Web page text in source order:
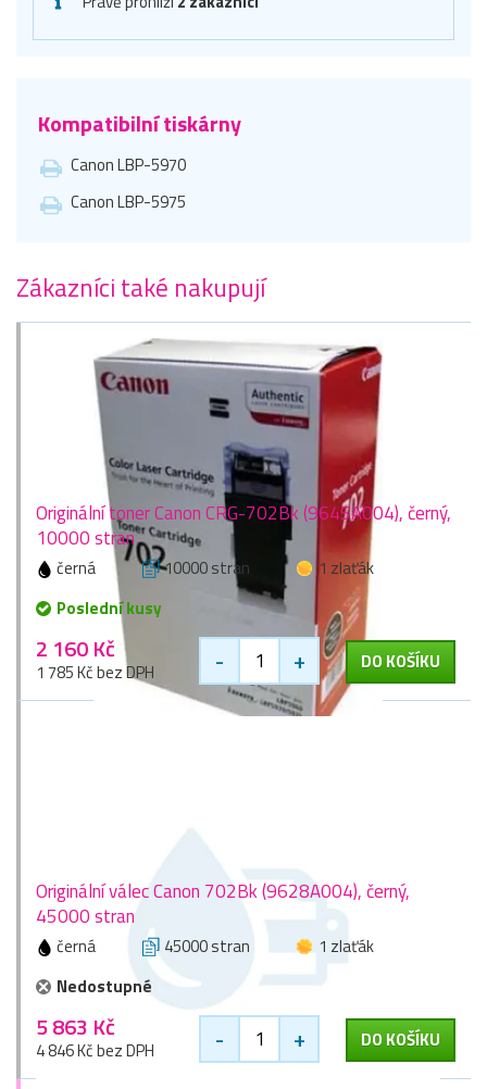
Kompatibilní tiskárny
Canon LBP-5970
Canon LBP-5975
Zákazníci také nakupují
Originální toner Canon CRG-702Bk (9645A004), černý,
10000 stran
černá 10000 stran
1 zlaťák
Poslední kusy
2 160 Kč
1 785 Kč bez DPH - + DO KOŠÍKU
Originální válec Canon 702Bk (9628A004), černý,
45000 stran
černá 45000 stran
1 zlaťák
Nedostupné
5 863 Kč
4 846 Kč bez DPH - + DO KOŠÍKU